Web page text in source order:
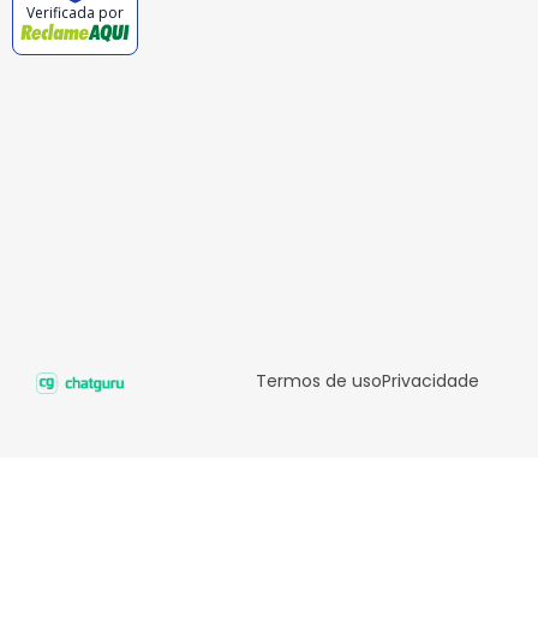
Verificada por
Termos de usoPrivacidade